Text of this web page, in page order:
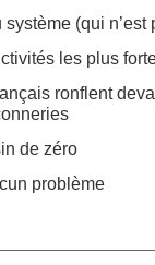
(qui n’est
les plus
ronflent
de zéro
problème